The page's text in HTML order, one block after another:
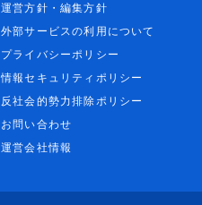
運営方針・編集方針
外部サービスの利用について
プライバシーポリシー
情報セキュリティポリシー
反社会的勢力排除ポリシー
お問い合わせ
運営会社情報